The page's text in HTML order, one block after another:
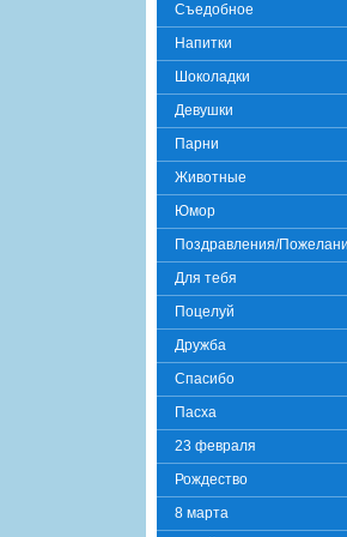
Съедобное
Напитки
Шоколадки
Девушки
Парни
Животные
Юмор
Поздравления/
Для тебя
Поцелуй
Дружба
Спасибо
Пасха
23 февраля
Рождество
8 марта